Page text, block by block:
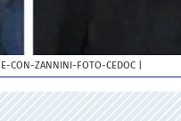
CON-ZANNINI-FOTO-CEDOC